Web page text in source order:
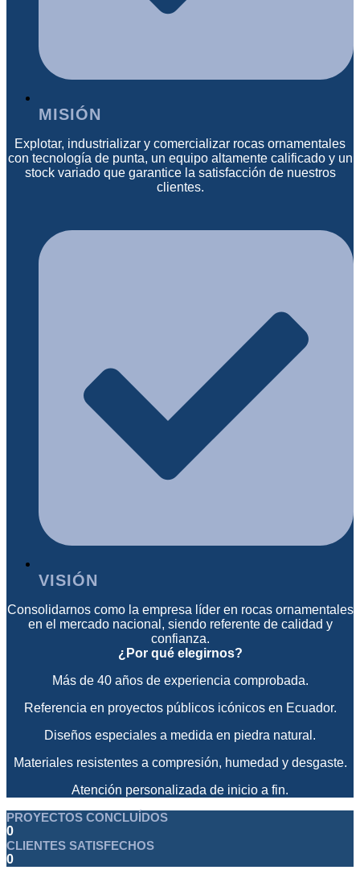
MISIÓN
Explotar, industrializar y comercializar rocas ornamentales
con tecnología de punta, un equipo altamente calificado y un
stock variado que garantice la satisfacción de nuestros
clientes.
VISIÓN
Consolidarnos como la empresa líder en rocas ornamentales
en el mercado nacional, siendo referente de calidad y
confianza.
¿Por qué elegirnos?
Más de 40 años de experiencia comprobada.
Referencia en proyectos públicos icónicos en Ecuador.
Diseños especiales a medida en piedra natural.
Materiales resistentes a compresión, humedad y desgaste.
Atención personalizada de inicio a fin.
PROYECTOS CONCLUÍDOS
0
CLIENTES SATISFECHOS
0